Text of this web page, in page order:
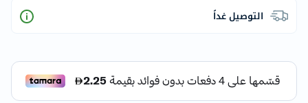
التوصيل غداً